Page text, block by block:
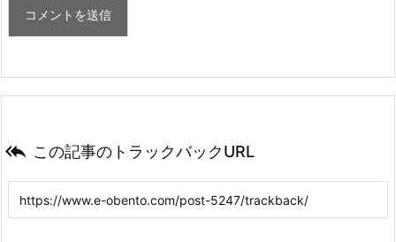
 この記事のトラックバックURL